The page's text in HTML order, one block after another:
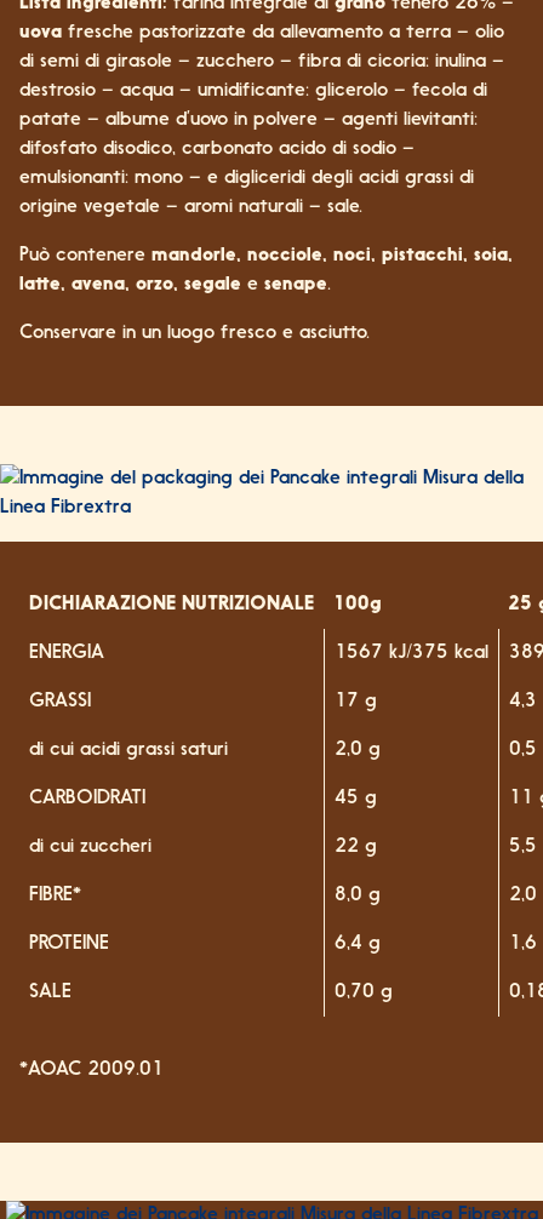
uova fresche pastorizzate da allevamento a terra – olio
di semi di girasole – zucchero – fibra di cicoria: inulina –
destrosio – acqua – umidificante: glicerolo – fecola di
patate – albume d’uovo in polvere – agenti lievitanti:
difosfato disodico, carbonato acido di sodio –
emulsionanti: mono – e digliceridi degli acidi grassi di
origine vegetale – aromi naturali – sale.
Può contenere mandorle, nocciole, noci, pistacchi, soia,
latte, avena, orzo, segale e senape.
Conservare in un luogo fresco e asciutto.
DICHIARAZIONE NUTRIZIONALE 100g 25
ENERGIA 1567 kJ/375 kcal
GRASSI 17 g 4,3
di cui acidi grassi saturi 2,0 g 0,5
CARBOIDRATI 45 g 11
di cui zuccheri 22 g 5,5
FIBRE* 8,0 g 2,0
PROTEINE 6,4 g
SALE 0,70 g
*AOAC 2009.01